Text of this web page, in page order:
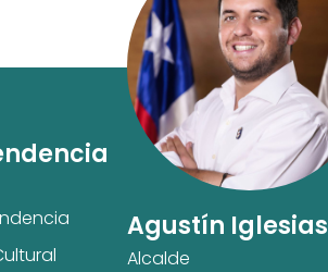
Agustín Iglesias
Alcalde